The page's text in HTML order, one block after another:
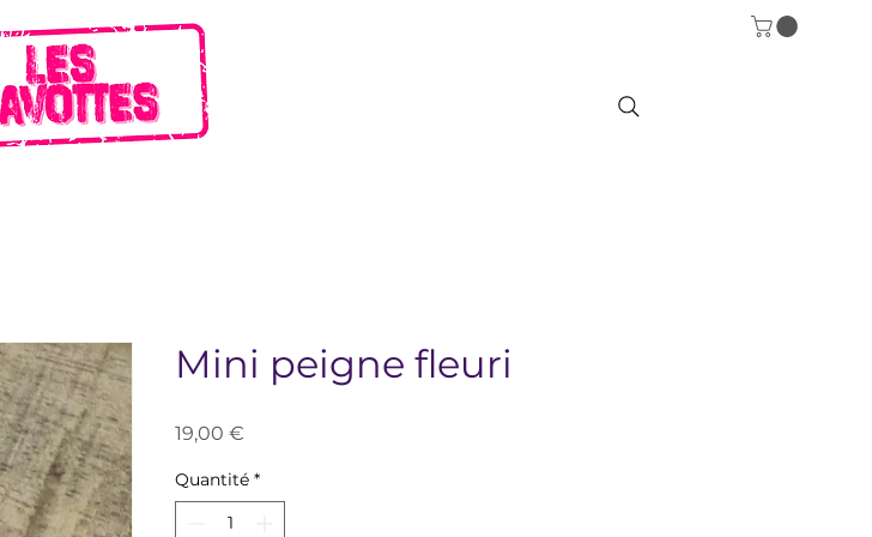
Mini peigne fleuri
19,00 €
Quantité *